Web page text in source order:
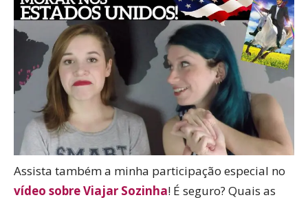
Assista também a minha participação especial no
vídeo sobre Viajar Sozinha! É seguro? Quais as